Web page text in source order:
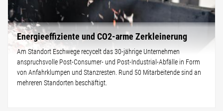
Energieeffiziente und CO2-arme Zerkleinerung
Am Standort Eschwege recycelt das 30-jährige Unternehmen
anspruchsvolle Post-Consumer- und Post-Industrial-Abfälle in Form
von Anfahrklumpen und Stanzresten. Rund 50 Mitarbeitende sind an
mehreren Standorten beschäftigt.